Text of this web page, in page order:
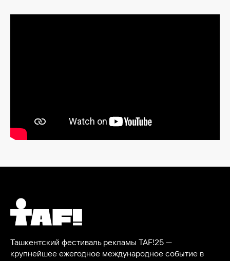
Ташкентский фестиваль рекламы TAF!25 —
крупнейшее ежегодное международное событие в